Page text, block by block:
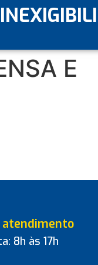
E
atendimento
8h às 17h